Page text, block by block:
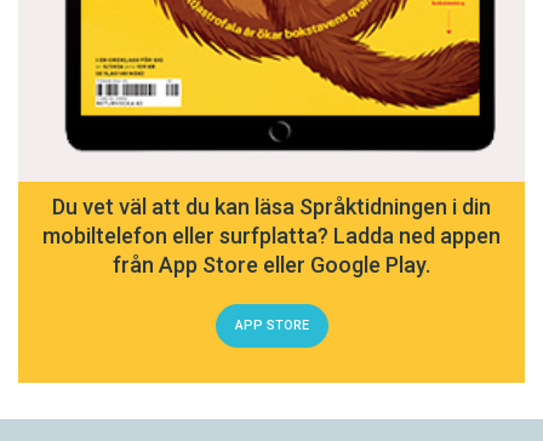
Du vet väl att du kan läsa Språktidningen i din
mobiltelefon eller surfplatta? Ladda ned appen
från App Store eller Google Play.
APP STORE